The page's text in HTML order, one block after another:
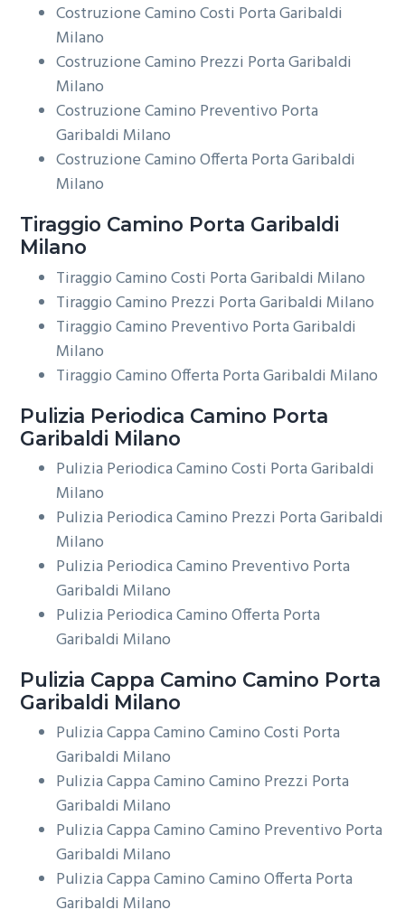
Costruzione Camino Costi Porta Garibaldi
Milano
Costruzione Camino Prezzi Porta Garibaldi
Milano
Costruzione Camino Preventivo Porta
Garibaldi Milano
Costruzione Camino Offerta Porta Garibaldi
Milano
Tiraggio Camino Porta Garibaldi
Milano
Tiraggio Camino Costi Porta Garibaldi Milano
Tiraggio Camino Prezzi Porta Garibaldi Milano
Tiraggio Camino Preventivo Porta Garibaldi
Milano
Tiraggio Camino Offerta Porta Garibaldi Milano
Pulizia Periodica Camino Porta
Garibaldi Milano
Pulizia Periodica Camino Costi Porta Garibaldi
Milano
Pulizia Periodica Camino Prezzi Porta Garibaldi
Milano
Pulizia Periodica Camino Preventivo Porta
Garibaldi Milano
Pulizia Periodica Camino Offerta Porta
Garibaldi Milano
Pulizia Cappa Camino Camino Porta
Garibaldi Milano
Pulizia Cappa Camino Camino Costi Porta
Garibaldi Milano
Pulizia Cappa Camino Camino Prezzi Porta
Garibaldi Milano
Pulizia Cappa Camino Camino Preventivo Porta
Garibaldi Milano
Pulizia Cappa Camino Camino Offerta Porta
Garibaldi Milano